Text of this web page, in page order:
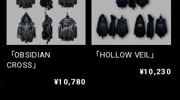
「OBSIDIAN
CROSS」
¥10,780
「HOLLOW VEIL」
¥10,230